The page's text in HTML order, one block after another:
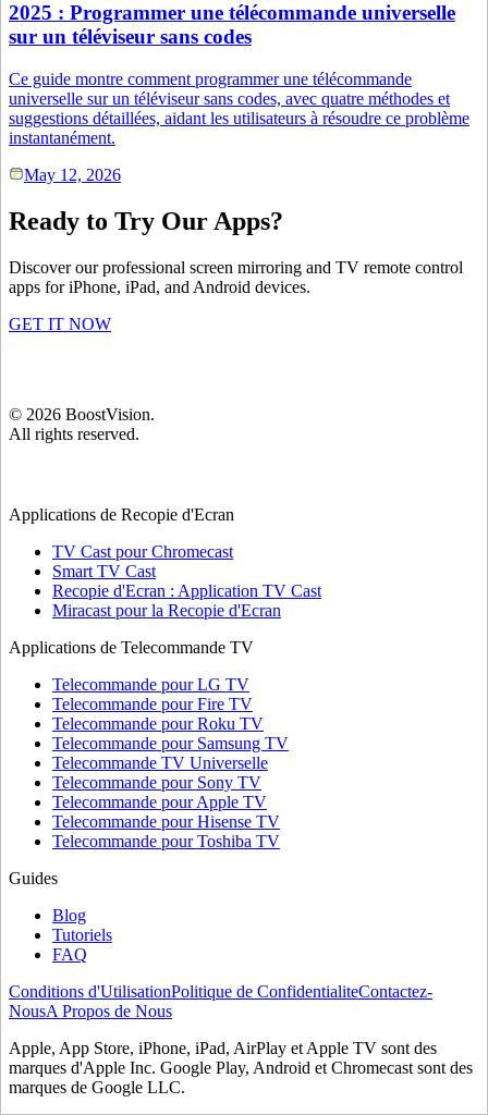
2025 : Programmer une télécommande universelle
sur un téléviseur sans codes
Ce guide montre comment programmer une télécommande
universelle sur un téléviseur sans codes, avec quatre méthodes et
suggestions détaillées, aidant les utilisateurs à résoudre ce problème
instantanément.
May 12, 2026
Ready to Try Our Apps?
Discover our professional screen mirroring and TV remote control
apps for iPhone, iPad, and Android devices.
GET IT NOW
© 2026 BoostVision.
All rights reserved.
Applications de Recopie d'Ecran
TV Cast pour Chromecast
Smart TV Cast
Recopie d'Ecran : Application TV Cast
Miracast pour la Recopie d'Ecran
Applications de Telecommande TV
Telecommande pour LG TV
Telecommande pour Fire TV
Telecommande pour Roku TV
Telecommande pour Samsung TV
Telecommande TV Universelle
Telecommande pour Sony TV
Telecommande pour Apple TV
Telecommande pour Hisense TV
Telecommande pour Toshiba TV
Guides
Blog
Tutoriels
FAQ
Conditions d'UtilisationPolitique de ConfidentialiteContactez-
NousA Propos de Nous
Apple, App Store, iPhone, iPad, AirPlay et Apple TV sont des
marques d'Apple Inc. Google Play, Android et Chromecast sont des
marques de Google LLC.